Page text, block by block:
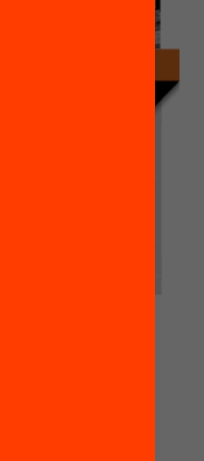
prenen la
de l’educació